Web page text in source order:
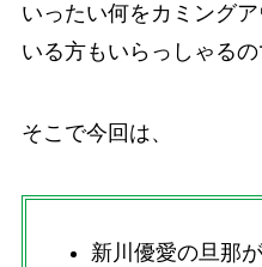
いったい何をカミング
いる方もいらっしゃる
そこで今回は、
新川優愛の旦那